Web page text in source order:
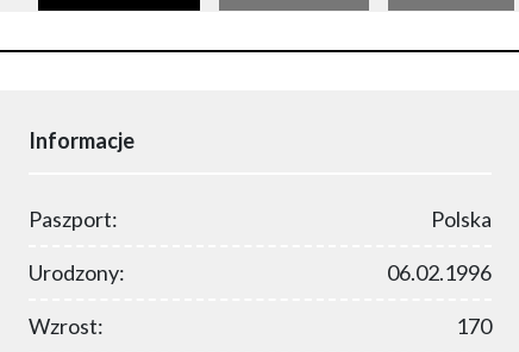
Informacje
Paszport: Polska
Urodzony: 06.02.1996
Wzrost: 170